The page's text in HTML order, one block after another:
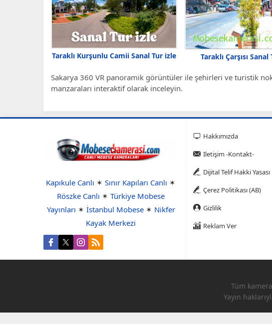
Taraklı Kurşunlu Camii Sanal Tur izle Taraklı Çarşısı
Sakarya 360 VR panoramik görüntüler ile şehirleri ve turistik
manzaraları interaktif olarak inceleyin.
Kapıkule Canlı ✶ Sınır Kapıları Canlı ✶
Röszke Canlı ✶ Türkiye Mobese
Yayınları ✶ İstanbul Mobese✶ Nikfer
Kayak Merkezi
Hakkımızda
Iletişim -Kontakt-
Dijital Telif Hakki Yasası
Çerez Politikası (AB)
Gizlilik
Reklam Ver
Tüm
Yayın